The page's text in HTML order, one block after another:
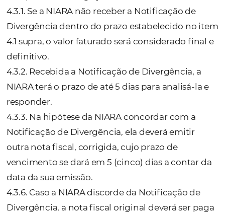
3.21. Eventual inexecução do contrato por
direta ou indireta do próprio Contratante,
contratação de terceiros por parte da
entre eles, ausência de informações
solicitações fora do escopo acordado,
apresentação de subsídios parciais,
inadimplemento de obrigações poderão
rescisão por parte da NIARA, sem direito ao
ressarcimento dos valores pagos em
disponibilização de técnicos, elaboração de
projeto, contratações por parte da NIARA,
adicionalmente haverá apuração de